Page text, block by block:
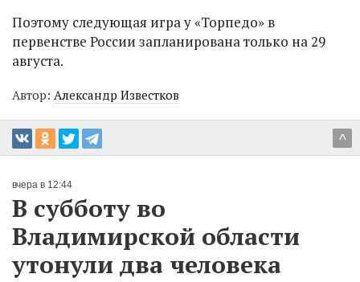
Поэтому следующая игра у «Торпедо» в
первенстве России запланирована только на 29
августа.
Автор: Александр Известков
^
вчера в 12:44
В субботу во
Владимирской области
утонули два человека